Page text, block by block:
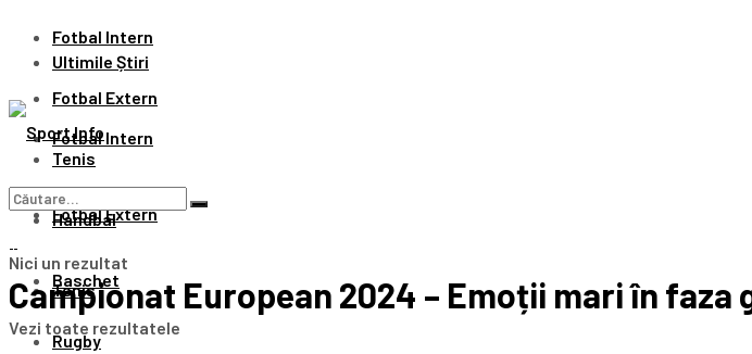
Fotbal Intern
Fotbal Extern
Tenis
Handbal
Baschet
Rugby
Ultimile Știri
Fotbal Intern
Fotbal Extern
Tenis
Nici un rezultat
Vezi toate rezultatele
Campionat European 2024 – Emoții mari în